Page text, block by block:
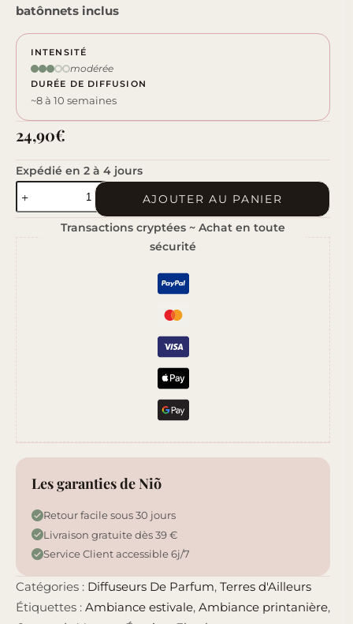
batônnets inclus
INTENSITÉ
modérée
DURÉE DE DIFFUSION
~8 à 10 semaines
24,90€
Expédié en 2 à 4 jours
de
à
Tokyo
AJOUTER AU PANIER
Transactions cryptées ~ Achat en toute
sécurité
Les garanties de Niõ
Retour facile sous 30 jours
Livraison gratuite dès 39 €
Service Client accessible 6j/7
Catégories : Diffuseurs De Parfum, Terres d'Ailleurs
Étiquettes : Ambiance estivale, Ambiance printanière,